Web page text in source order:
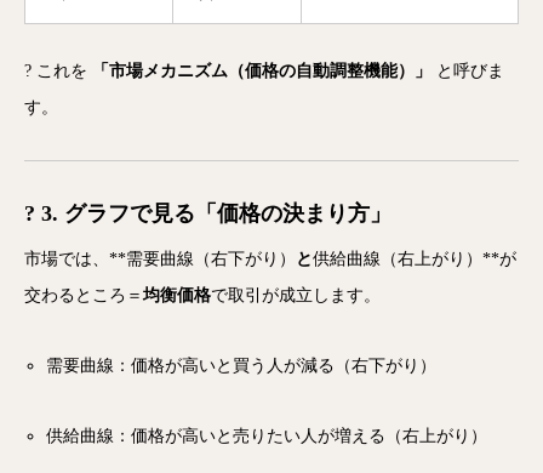
? これを 「市場メカニズム（価格の自動調整機能）」
と呼びま
す。
? 3. グラフで見る「価格の決まり方」
市場では、**需要曲線（右下がり） と供給曲線（右上がり）**が
交わるところ＝均衡価格で取引が成立します。
需要曲線：価格が高いと買う人が減る（右下がり）
供給曲線：価格が高いと売りたい人が増える（右上がり）